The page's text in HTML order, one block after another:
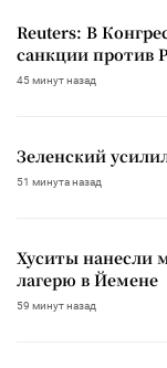
Reuters: В
санкции против
45 минут назад
Зеленский
51 минута назад
Хуситы нанесли
лагерю в Йемене
59 минут назад